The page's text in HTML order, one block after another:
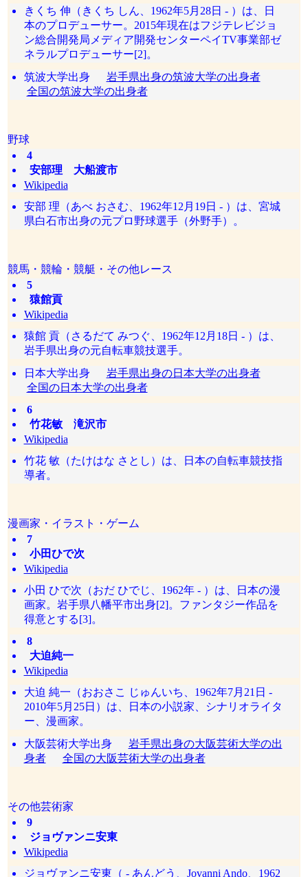
きくち 伸（きくち しん、1962年5月28日 - ）は、日
本のプロデューサー。2015年現在はフジテレビジョ
ン総合開発局メディア開発センターペイTV事業部ゼ
ネラルプロデューサー[2]。
筑波大学出身 岩手県出身の筑波大学の出身者
全国の筑波大学の出身者
野球
4
安部理 大船渡市
Wikipedia
安部 理（あべ おさむ、1962年12月19日 - ）は、宮城
県白石市出身の元プロ野球選手（外野手）。
競馬・競輪・競艇・その他レース
5
猿館貢
Wikipedia
猿館 貢（さるだて みつぐ、1962年12月18日 - ）は、
岩手県出身の元自転車競技選手。
日本大学出身 岩手県出身の日本大学の出身者
全国の日本大学の出身者
6
竹花敏 滝沢市
Wikipedia
竹花 敏（たけはな さとし）は、日本の自転車競技指
導者。
漫画家・イラスト・ゲーム
7
小田ひで次
Wikipedia
小田 ひで次（おだ ひでじ、1962年 - ）は、日本の漫
画家。岩手県八幡平市出身[2]。ファンタジー作品を
得意とする[3]。
8
大迫純一
Wikipedia
大迫 純一（おおさこ じゅんいち、1962年7月21日 -
2010年5月25日）は、日本の小説家、シナリオライタ
ー、漫画家。
大阪芸術大学出身 岩手県出身の大阪芸術大学の出
身者
全国の大阪芸術大学の出身者
その他芸術家
9
ジョヴァンニ安東
Wikipedia
ジョヴァンニ安東（ - あんどう、Jovanni Ando、1962